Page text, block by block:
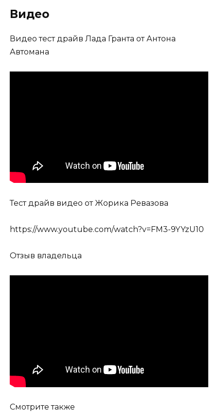
Видео
Видео тест драйв Лада Гранта от Антона
Автомана
Тест драйв видео от Жорика Ревазова
https://www.youtube.com/watch?v=FM3-9YYzU10
Отзыв владельца
Смотрите также